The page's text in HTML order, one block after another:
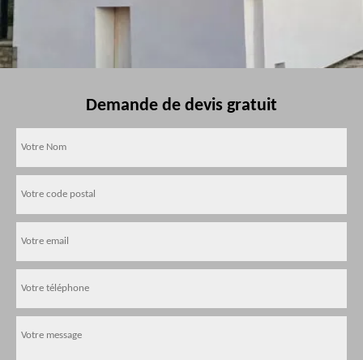
Demande de devis gratuit